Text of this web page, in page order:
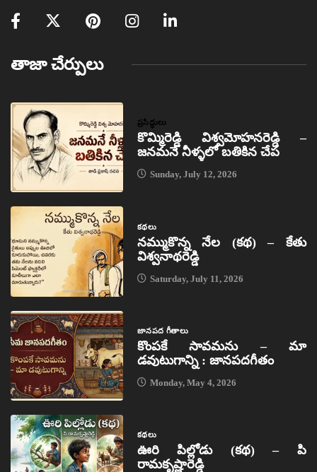
తాజా చేర్పులు
ప్రసిద్ధులు
కొమ్మిరెడ్డి విశ్వమోహనరెడ్డి –
జనమనే నీళ్ళలో బతికిన చేప
Sunday, July 12, 2026
కథలు
నమ్ముకొన్న నేల (కథ) – కేతు
విశ్వనాథరెడ్డి
Saturday, July 11, 2026
జానపద గీతాలు
కొంపకే సావమను – మా
డవుటుగాన్ని : జానపదగీతం
Monday, May 4, 2026
కథలు
ఊరి పిల్లోడు (కథ) – పి
రామకృష్ణారెడ్డి